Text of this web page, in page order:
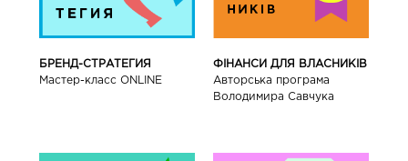
БРЕНД-СТРАТЕГИЯ
Мастер-класс ONLINE
ФІНАНСИ ДЛЯ ВЛАСНИКІВ
Авторська програма
Володимира Савчука